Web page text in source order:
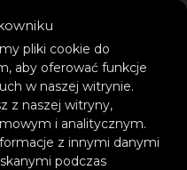
pliki cookie do
aby oferować funkcje
w naszej witrynie.
z naszej witryny,
i analitycznym.
z innymi danymi
podczas